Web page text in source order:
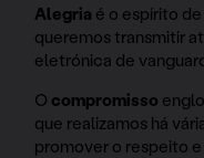
Alegria é o espírito
queremos transmitir
eletrónica de
O compromisso
que realizamos há
promover o respeito